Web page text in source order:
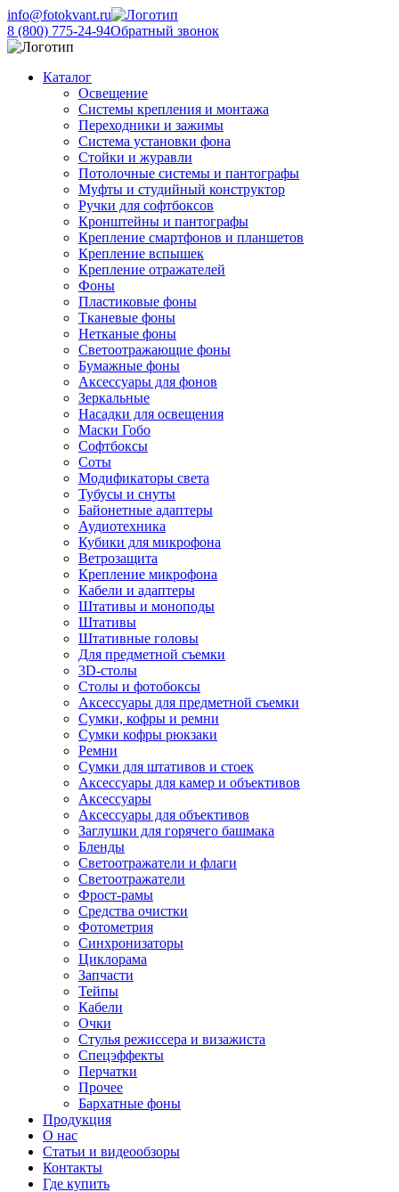
info@fotokvant.ru
8 (800) 775-24-94Обратный звонок
Каталог
Освещение
Системы крепления и монтажа
Переходники и зажимы
Система установки фона
Стойки и журавли
Потолочные системы и пантографы
Муфты и студийный конструктор
Ручки для софтбоксов
Кронштейны и пантографы
Крепление смартфонов и планшетов
Крепление вспышек
Крепление отражателей
Фоны
Пластиковые фоны
Тканевые фоны
Нетканые фоны
Светоотражающие фоны
Бумажные фоны
Аксессуары для фонов
Зеркальные
Насадки для освещения
Маски Гобо
Софтбоксы
Соты
Модификаторы света
Тубусы и снуты
Байонетные адаптеры
Аудиотехника
Кубики для микрофона
Ветрозащита
Крепление микрофона
Кабели и адаптеры
Штативы и моноподы
Штативы
Штативные головы
Для предметной съемки
3D-столы
Столы и фотобоксы
Аксессуары для предметной съемки
Сумки, кофры и ремни
Сумки кофры рюкзаки
Ремни
Сумки для штативов и стоек
Аксессуары для камер и объективов
Аксессуары
Аксессуары для объективов
Заглушки для горячего башмака
Бленды
Светоотражатели и флаги
Светоотражатели
Фрост-рамы
Средства очистки
Фотометрия
Синхронизаторы
Циклорама
Запчасти
Тейпы
Кабели
Очки
Стулья режиссера и визажиста
Спецэффекты
Перчатки
Прочее
Бархатные фоны
Продукция
О нас
Статьи и видеообзоры
Контакты
Где купить